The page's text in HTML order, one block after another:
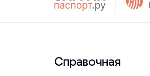
Справочная